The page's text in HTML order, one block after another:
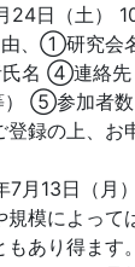
24日（土）
由、①研究
名 ④連絡先
） ⑤参加者
登録の上、お
月13日（月）
規模によって
あり得ます